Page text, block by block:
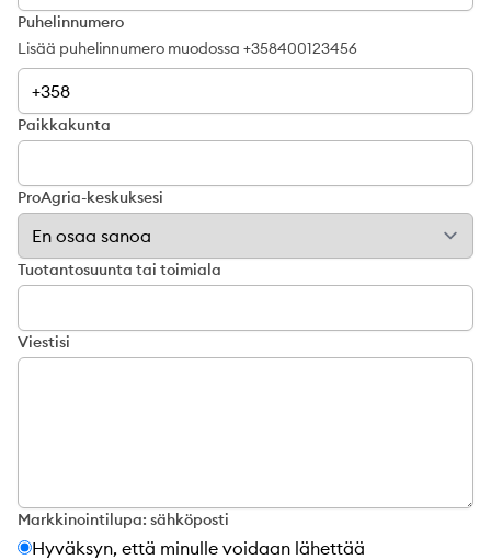
Puhelinnumero
Lisää puhelinnumero muodossa +358400123456
Paikkakunta
ProAgria-keskuksesi
Tuotantosuunta tai toimiala
Viestisi
Markkinointilupa: sähköposti
Hyväksyn, että minulle voidaan lähettää